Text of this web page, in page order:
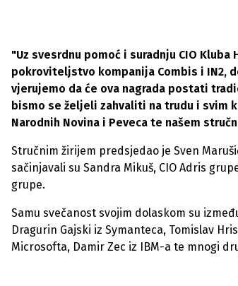
"Uz svesrdnu pomoć i suradnju CIO
pokroviteljstvo kompanija Combis i IN2,
vjerujemo da će ova nagrada postati
bismo se željeli zahvaliti na trudu i svim
Narodnih Novina i Peveca te našem
Stručnim žirijem predsjedao je Sven
sačinjavali su Sandra Mikuš, CIO Adris
grupe.
Samu svečanost svojim dolaskom su
Dragurin Gajski iz Symanteca, Tomislav
Microsofta, Damir Zec iz IBM-a te mnogi